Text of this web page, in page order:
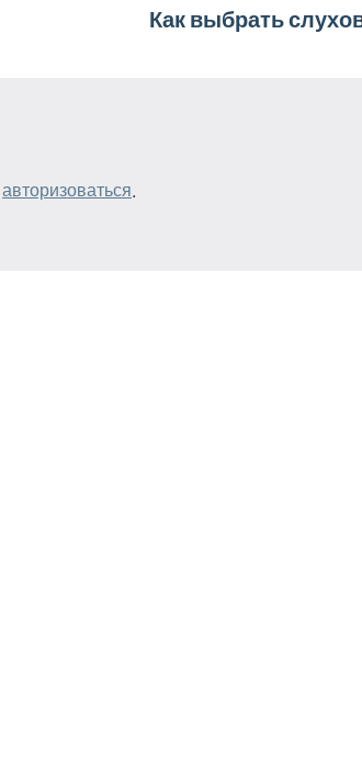
Как выбрать
авторизоваться